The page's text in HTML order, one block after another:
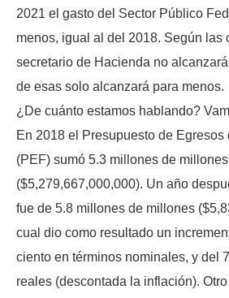
2021 el gasto del Sector Público
menos, igual al del 2018. Según las
secretario de Hacienda no
de esas solo alcanzará para menos.
¿De cuánto estamos hablando?
En 2018 el Presupuesto de Egresos
(PEF) sumó 5.3 millones de
($5,279,667,000,000). Un año
fue de 5.8 millones de millones
cual dio como resultado un
ciento en términos nominales, y del
reales (descontada la inflación).